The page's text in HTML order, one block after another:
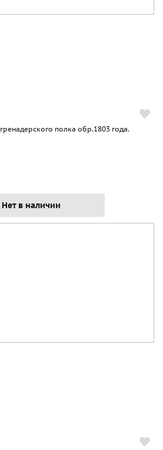
полка обр.1803 года.
Нет в наличии